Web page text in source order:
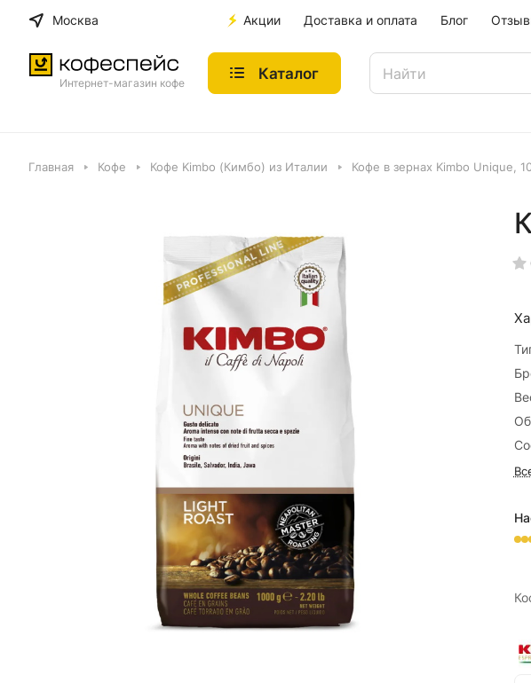
Москва Акции Доставка и оплата Блог
Интернет-магазин кофе
Каталог
Главная Кофе Кофе Kimbo (Кимбо) из Италии Кофе в зернах Kimbo Unique,